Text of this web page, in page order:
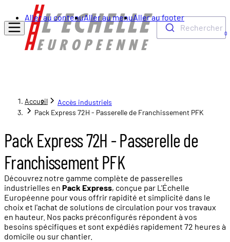
Aller au contenuAller au menuAller au footer
Rechercher
0
Accueil
Accès industriels
Pack Express 72H - Passerelle de Franchissement PFK
Pack Express 72H - Passerelle de
Franchissement PFK
Découvrez notre gamme complète de passerelles
industrielles en Pack Express, conçue par L'Échelle
Européenne pour vous offrir rapidité et simplicité dans le
choix et l'achat de solutions de circulation pour vos travaux
en hauteur. Nos packs préconfigurés répondent à vos
besoins spécifiques et sont expédiés rapidement 72 heures à
domicile ou sur chantier.